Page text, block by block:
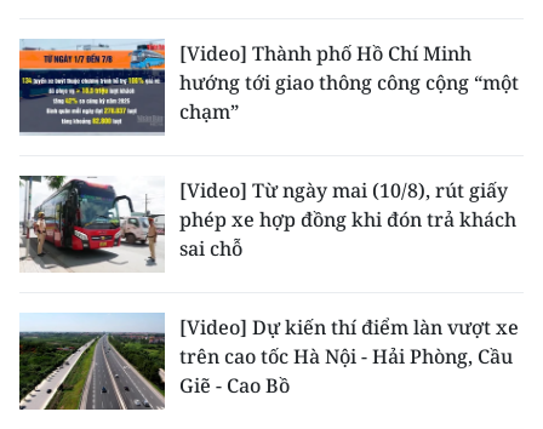
Media Y tế
Media Khoa học - Công nghệ
Ảnh
Infographic
TIN MỚI
TIN ĐỊA PHƯƠNG
[Video] Thành phố Hồ Chí Minh
hướng tới giao thông công cộng “một
chạm”
[Video] Từ ngày mai (10/8), rút giấy
phép xe hợp đồng khi đón trả khách
sai chỗ
[Video] Dự kiến thí điểm làn vượt xe
trên cao tốc Hà Nội - Hải Phòng, Cầu
Giẽ - Cao Bồ